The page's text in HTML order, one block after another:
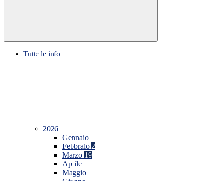
Tutte le info
2026
Gennaio
Febbraio 2
Marzo 19
Aprile
Maggio